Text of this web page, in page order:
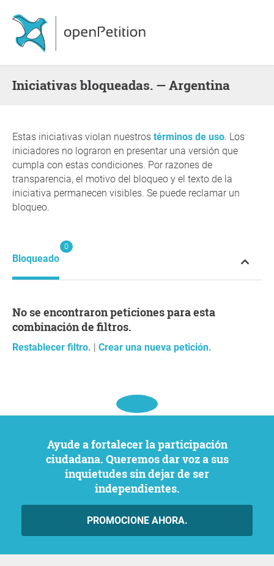
Iniciativas bloqueadas. — Argentina
Estas iniciativas violan nuestros términos de uso. Los
iniciadores no lograron en presentar una versión que
cumpla con estas condiciones. Por razones de
transparencia, el motivo del bloqueo y el texto de la
iniciativa permanecen visibles. Se puede reclamar un
bloqueo.
Bloqueado
0
No se encontraron peticiones para esta
combinación de filtros.
Restablecer filtro. | Crear una nueva petición.
Ayude a fortalecer la participación
ciudadana. Queremos dar voz a sus
inquietudes sin dejar de ser
independientes.
PROMOCIONE AHORA.